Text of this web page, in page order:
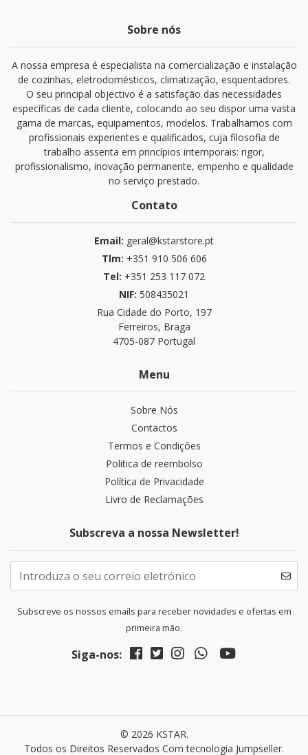
Sobre nós
A nossa empresa é especialista na comercialização e instalação
de cozinhas, eletrodomésticos, climatização, esquentadores.
O seu principal objectivo é a satisfação das necessidades
específicas de cada cliente, colocando ao seu dispor uma vasta
gama de marcas, equipamentos, modelos. Trabalhamos com
profissionais experientes e qualificados, cuja filosofia de
trabalho assenta em princípios intemporais: rigor,
profissionalismo, inovação permanente, empenho e qualidade
no serviço prestado.
Contato
Email: geral@kstarstore.pt
Tlm: +351 910 506 606
Tel: +351 253 117 072
NIF: 508435021
Rua Cidade do Porto, 197
Ferreiros, Braga
4705-087 Portugal
Menu
Sobre Nós
Contactos
Termos e Condições
Politica de reembolso
Política de Privacidade
Livro de Reclamações
Subscreva a nossa Newsletter!
Subscreve os nossos emails para receber novidades e ofertas em
primeira mão.
Siga-nos:
© 2026 KSTAR.
Todos os Direitos Reservados Com tecnologia Jumpseller.